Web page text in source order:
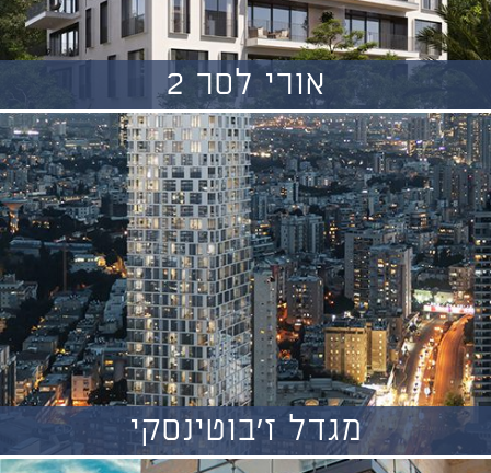
אורי לסר 2
מגדל ז'בוטינסקי